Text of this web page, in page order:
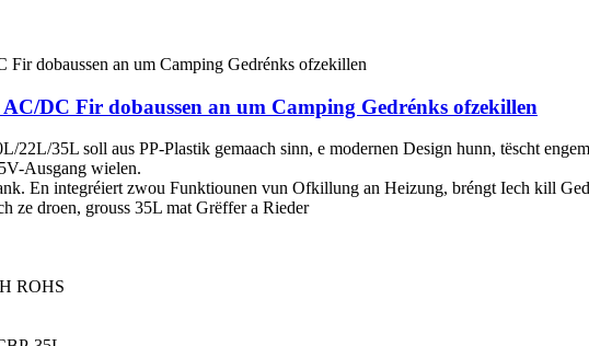
DC Fir dobaussen an um Camping Gedrénks ofzekillen
22L/35L soll aus PP-Plastik gemaach sinn, e modernen Design hunn, tëscht
Ausgang wielen.
En integréiert zwou Funktiounen vun Ofkillung an Heizung, bréngt Iech kill
ze droen, grouss 35L mat Grëffer a Rieder
ROHS